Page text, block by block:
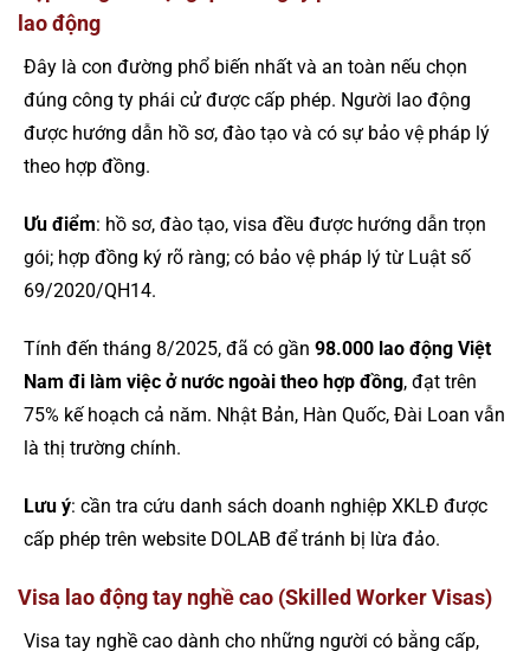
lao động
Đây là con đường phổ biến nhất và an toàn nếu chọn
đúng công ty phái cử được cấp phép. Người lao động
được hướng dẫn hồ sơ, đào tạo và có sự bảo vệ pháp lý
theo hợp đồng.
Ưu điểm: hồ sơ, đào tạo, visa đều được hướng dẫn trọn
gói; hợp đồng ký rõ ràng; có bảo vệ pháp lý từ Luật số
69/2020/QH14.
Tính đến tháng 8/2025, đã có gần 98.000 lao động Việt
Nam đi làm việc ở nước ngoài theo hợp đồng, đạt trên
75% kế hoạch cả năm. Nhật Bản, Hàn Quốc, Đài Loan vẫn
là thị trường chính.
Lưu ý: cần tra cứu danh sách doanh nghiệp XKLĐ được
cấp phép trên website DOLAB để tránh bị lừa đảo.
Visa lao động tay nghề cao (Skilled Worker Visas)
Visa tay nghề cao dành cho những người có bằng cấp,